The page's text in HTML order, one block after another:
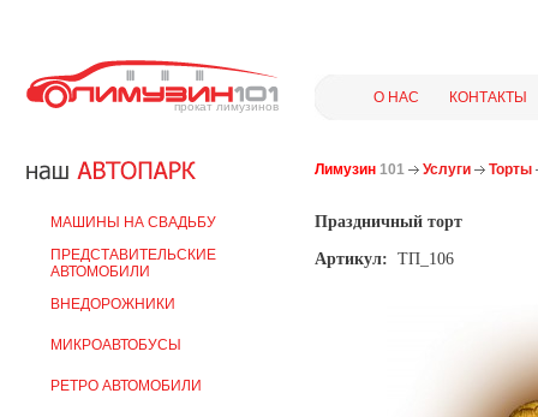
прокат лимузинов
О НАС КОНТАКТЫ
МАШИНЫ НА СВАДЬБУ
ПРЕДСТАВИТЕЛЬСКИЕ
АВТОМОБИЛИ
ВНЕДОРОЖНИКИ
МИКРОАВТОБУСЫ
РЕТРО АВТОМОБИЛИ
Лимузин 101 Услуги Торты
Праздничный торт
Артикул: ТП_106